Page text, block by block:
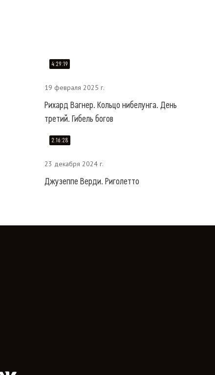
4:29:19
19 февраля 2025 г.
Рихард Вагнер. Кольцо нибелунга. День
третий. Гибель богов
2:16:28
23 декабря 2024 г.
Джузеппе Верди. Риголетто